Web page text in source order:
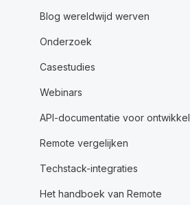
Blog wereldwijd werven
Onderzoek
Casestudies
Webinars
API-documentatie voor
Remote vergelijken
Techstack-integraties
Het handboek van Remote